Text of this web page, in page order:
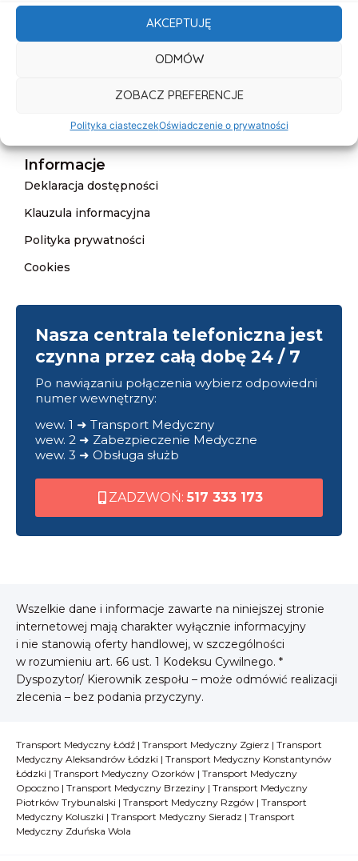
AKCEPTUJĘ
ODMÓW
ZOBACZ PREFERENCJE
Polityka ciasteczekOświadczenie o prywatności
Oferta
Kontakt
Informacje
Deklaracja dostępności
Klauzula informacyjna
Polityka prywatności
Cookies
Nasza centrala telefoniczna jest
czynna przez całą dobę 24 / 7
Po nawiązaniu połączenia wybierz odpowiedni
numer wewnętrzny:
wew. 1 ➜ Transport Medyczny
wew. 2 ➜ Zabezpieczenie Medyczne
wew. 3 ➜ Obsługa służb
ZADZWOŃ: 517 333 173
Wszelkie dane i informacje zawarte na niniejszej stronie
internetowej mają charakter wyłącznie informacyjny
i nie stanowią oferty handlowej, w szczególności
w rozumieniu art. 66 ust. 1 Kodeksu Cywilnego. *
Dyspozytor/ Kierownik zespołu – może odmówić realizacji
zlecenia – bez podania przyczyny.
Transport Medyczny Łódź | Transport Medyczny Zgierz | Transport
Medyczny Aleksandrów Łódzki | Transport Medyczny Konstantynów
Łódzki | Transport Medyczny Ozorków | Transport Medyczny
Opoczno | Transport Medyczny Brzeziny | Transport Medyczny
Piotrków Trybunalski | Transport Medyczny Rzgów | Transport
Medyczny Koluszki | Transport Medyczny Sieradz | Transport
Medyczny Zduńska Wola